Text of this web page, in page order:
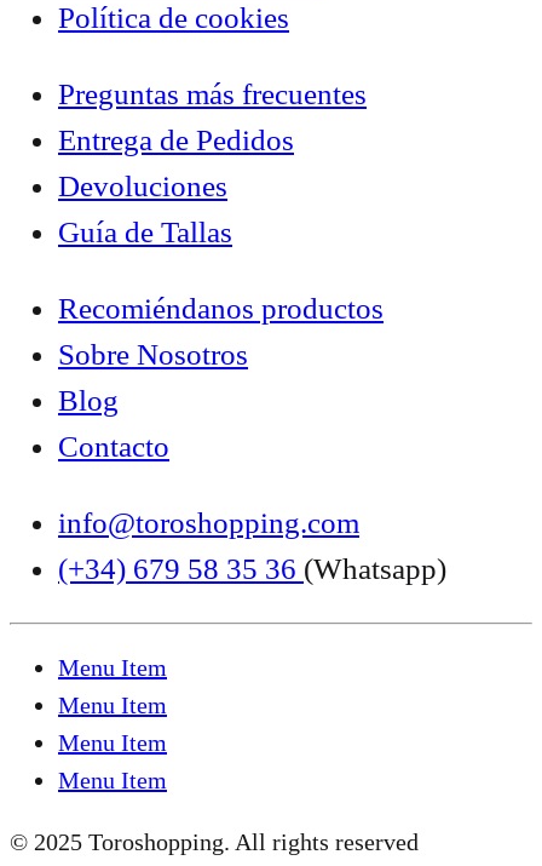
Política de cookies
Preguntas más frecuentes
Entrega de Pedidos
Devoluciones
Guía de Tallas
Recomiéndanos productos
Sobre Nosotros
Blog
Contacto
info@toroshopping.com
(+34) 679 58 35 36 (Whatsapp)
Menu Item
Menu Item
Menu Item
Menu Item
© 2025 Toroshopping. All rights reserved